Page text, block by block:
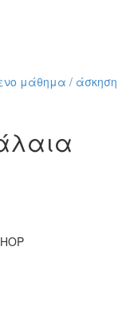
μάθημα / άσκηση